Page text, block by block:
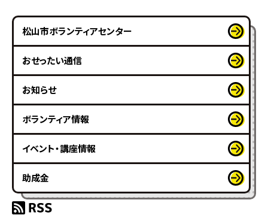
松山市ボランティアセンター
おせったい通信
お知らせ
ボランティア情報
イベント・講座情報
助成金